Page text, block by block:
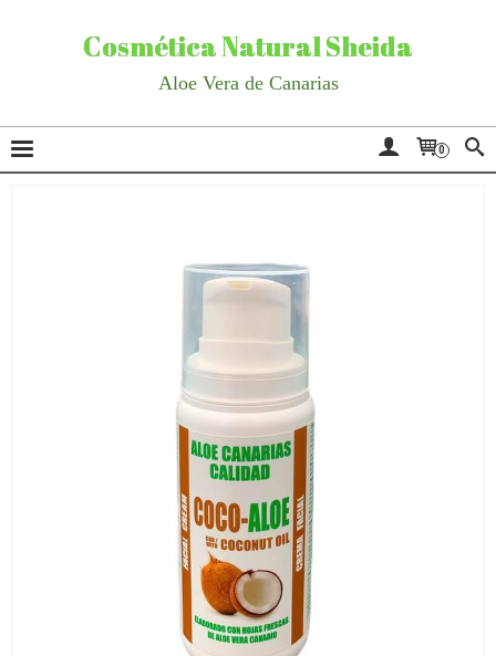
Cosmética Natural Sheida
Aloe Vera de Canarias
0